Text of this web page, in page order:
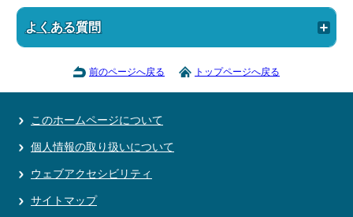
よくある質問
前のページへ戻る トップページへ戻る
このホームページについて
個人情報の取り扱いについて
ウェブアクセシビリティ
サイトマップ